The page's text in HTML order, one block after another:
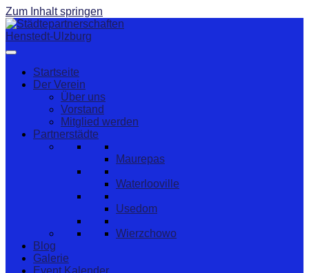
Zum Inhalt springen
Startseite
Der Verein
Über uns
Vorstand
Mitglied werden
Partnerstädte
Maurepas
Waterlooville
Usedom
Wierzchowo
Blog
Galerie
Event Kalender